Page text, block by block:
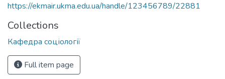
https://ekmair.ukma.edu.ua/handle/123456789/22881
Collections
Кафедра соціології
Full item page